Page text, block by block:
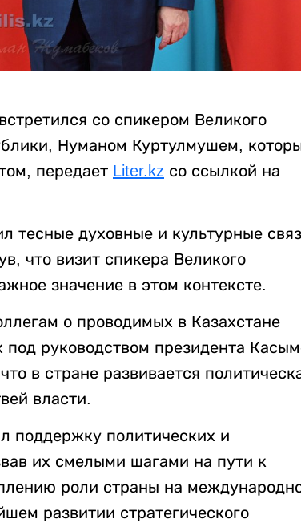
со спикером Великого
Нуманом Куртулмушем,
передает Liter.kz со ссылкой на
тесные духовные и культурные
что визит спикера Великого
значение в этом контексте.
о проводимых в Казахстане
руководством президента
в стране развивается
власти.
поддержку политических и
их смелыми шагами на пути к
роли страны на
развитии стратегического